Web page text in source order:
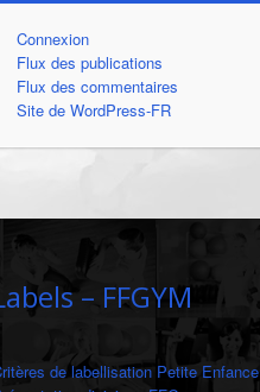
Connexion
Flux des publications
Flux des commentaires
Site de WordPress-FR
– FFGYM
de labellisation Petite Enfance